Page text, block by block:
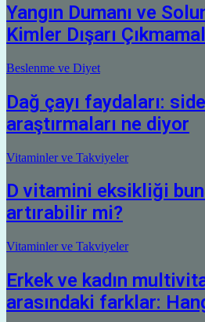
Yangın Dumanı ve
Kimler Dışarı
Beslenme ve Diyet
Dağ çayı faydaları:
araştırmaları ne diyor
Vitaminler ve Takviyeler
D vitamini eksikliği
artırabilir mi?
Vitaminler ve Takviyeler
Erkek ve kadın
arasındaki farklar: